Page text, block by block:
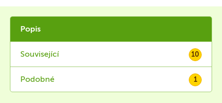
Popis
Související 10
Podobné 1